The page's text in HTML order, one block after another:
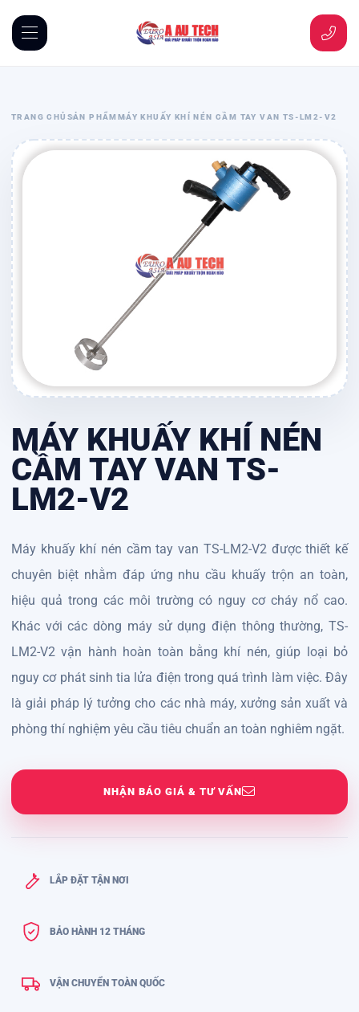
TRANG CHỦ SẢN PHẨM MÁY KHUẤY KHÍ NÉN CẦM TAY VAN TS-LM2-V2
MÁY KHUẤY KHÍ NÉN
CẦM TAY VAN TS-
LM2-V2
Máy khuấy khí nén cầm tay van TS-LM2-V2 được thiết kế
chuyên biệt nhằm đáp ứng nhu cầu khuấy trộn an toàn,
hiệu quả trong các môi trường có nguy cơ cháy nổ cao.
Khác với các dòng máy sử dụng điện thông thường, TS-
LM2-V2 vận hành hoàn toàn bằng khí nén, giúp loại bỏ
nguy cơ phát sinh tia lửa điện trong quá trình làm việc. Đây
là giải pháp lý tưởng cho các nhà máy, xưởng sản xuất và
phòng thí nghiệm yêu cầu tiêu chuẩn an toàn nghiêm ngặt.
NHẬN BÁO GIÁ & TƯ VẤN
LẮP ĐẶT TẬN NƠI
BẢO HÀNH 12 THÁNG
VẬN CHUYỂN TOÀN QUỐC